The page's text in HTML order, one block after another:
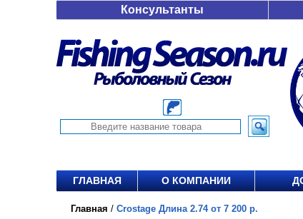
Консультанты
ГЛАВНАЯ О КОМПАНИИ
Главная / Crostage Длина 2.74 от 7 200 р.